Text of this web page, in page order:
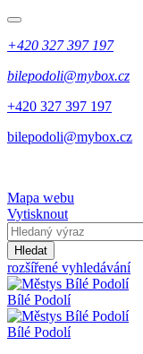
+420 327 397 197
bilepodoli@mybox.cz
+420 327 397 197
bilepodoli@mybox.cz
Mapa webu
Vytisknout
Hledat
rozšířené vyhledávání
Bílé Podolí
Bílé Podolí